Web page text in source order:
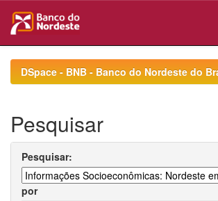
navigationDSpace - BNB - Banco do Nordeste do
Pesquisar
Pesquisar:
por